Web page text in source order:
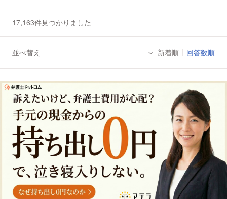
17,163件見つかりました
並べ替え 新着順 回答数順